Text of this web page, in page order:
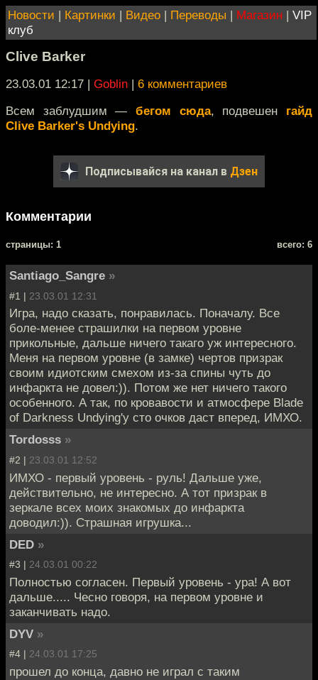
Новости | Картинки | Видео | Переводы | Магазин | VIP
клуб
Clive Barker
23.03.01 12:17 | Goblin | 6 комментариев
Всем заблудшим — бегом сюда, подвешен гайд
Clive Barker's Undying.
Подписывайся на канал в Дзен
Комментарии
cтраницы: 1 всего: 6
Santiago_Sangre »
#1 | 23.03.01 12:31
Игра, надо сказать, понравилась. Поначалу. Все
боле-менее страшилки на первом уровне
прикольные, дальше ничего такаго уж интересного.
Меня на первом уровне (в замке) чертов призрак
своим идиотским смехом из-за спины чуть до
инфаркта не довел:)). Потом же нет ничего такого
особенного. А так, по кровавости и атмосфере Blade
of Darkness Undying'y сто очков даст вперед, ИМХО.
Tordosss »
#2 | 23.03.01 12:52
ИМХО - первый уровень - руль! Дальше уже,
действительно, не интересно. А тот призрак в
зеркале всех моих знакомых до инфаркта
доводил:)). Страшная игрушка...
DED »
#3 | 24.03.01 00:22
Полностью согласен. Первый уровень - ура! А вот
дальше..... Чесно говоря, на первом уровне и
заканчивать надо.
DYV »
#4 | 24.03.01 17:25
прошел до конца, давно не играл с таким